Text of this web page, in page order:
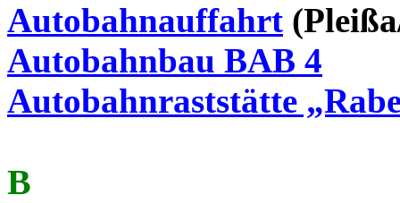
Autobahnauffahrt
Autobahnbau BAB 4
Autobahnraststätte
B